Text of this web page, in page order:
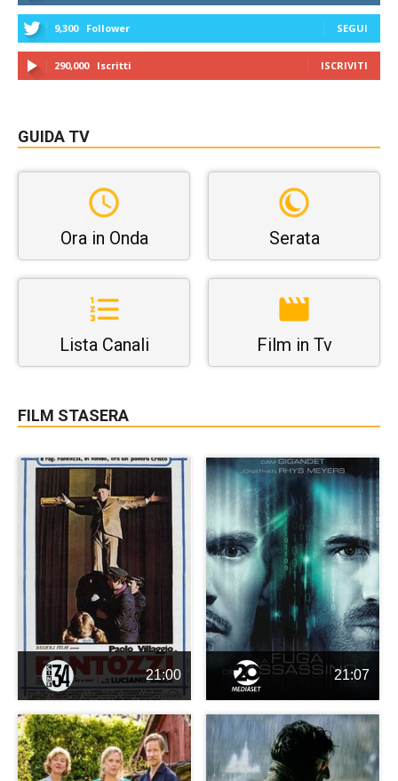
9,300 Follower SEGUI
290,000 Iscritti ISCRIVITI
GUIDA TV
Ora in Onda Serata
Lista Canali Film in Tv
FILM STASERA
21:00 21:07